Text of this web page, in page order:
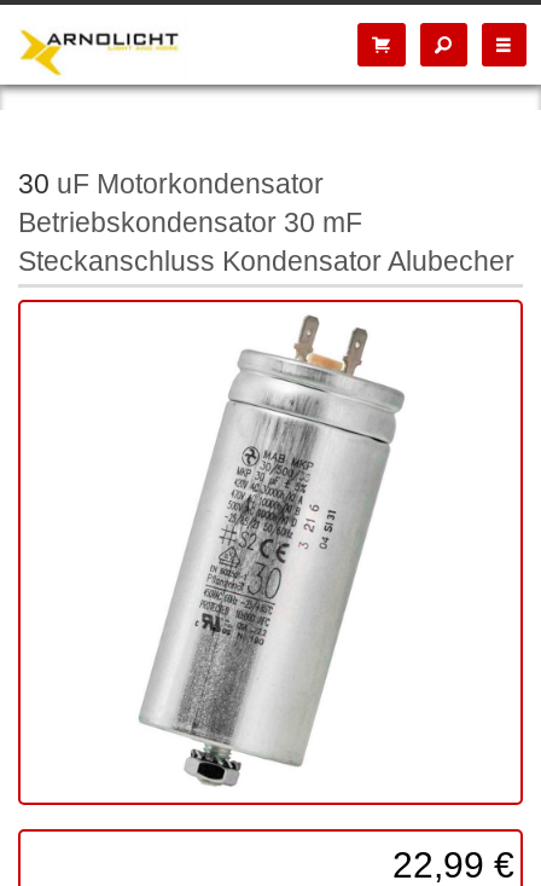
30 uF Motorkondensator
Betriebskondensator 30 mF
Steckanschluss Kondensator Alubecher
22,99 €